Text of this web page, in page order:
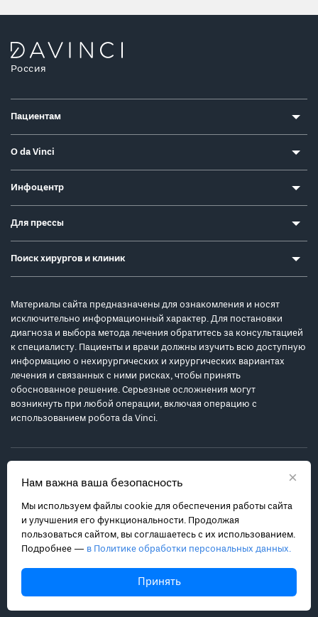
×
Нам важна ваша безопасность
Мы используем файлы cookie для обеспечения работы сайта
и улучшения его функциональности. Продолжая
пользоваться сайтом, вы соглашаетесь с их использованием.
Подробнее — в Политике обработки персональных данных.
Принять
Россия
Пациентам
О da Vinci
Инфоцентр
Для прессы
Поиск хирургов и клиник
Материалы сайта предназначены для ознакомления и носят
исключительно информационный характер. Для постановки
диагноза и выбора метода лечения обратитесь за консультацией
к специалисту. Пациенты и врачи должны изучить всю доступную
информацию о нехирургических и хирургических вариантах
лечения и связанных с ними рисках, чтобы принять
обоснованное решение. Серьезные осложнения могут
возникнуть при любой операции, включая операцию с
использованием робота da Vinci.
Политика обработки персональных данных
Соглашение с пользователем
Карта сайта